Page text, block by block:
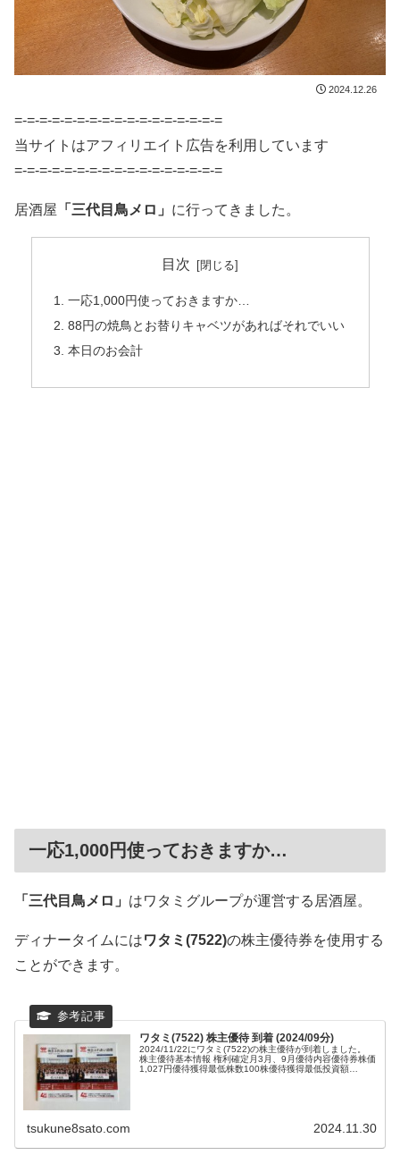
2024.12.26
=-=-=-=-=-=-=-=-=-=-=-=-=-=-=-=-=
当サイトはアフィリエイト広告を利用しています
=-=-=-=-=-=-=-=-=-=-=-=-=-=-=-=-=
居酒屋 「三代目鳥メロ」 に行ってきました。
目次
一応1,000円使っておきますか…
88円の焼鳥とお替りキャベツがあればそれでいい
本日のお会計
一応1,000円使っておきますか…
「三代目鳥メロ」 はワタミグループが運営する居酒屋。
ディナータイムにはワタミ(7522)の株主優待券を使用する
ことができます。
ワタミ(7522) 株主優待 到着 (2024/09分)
2024/11/22にワタミ(7522)の株主優待が到着しました。
株主優待基本情報 権利確定月3月、9月優待内容優待券株価
1,027円優待獲得最低株数100株優待獲得最低投資額
tsukune8sato.com 2024.11.30